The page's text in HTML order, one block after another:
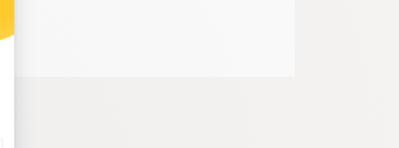
: Personnalisez vos Options